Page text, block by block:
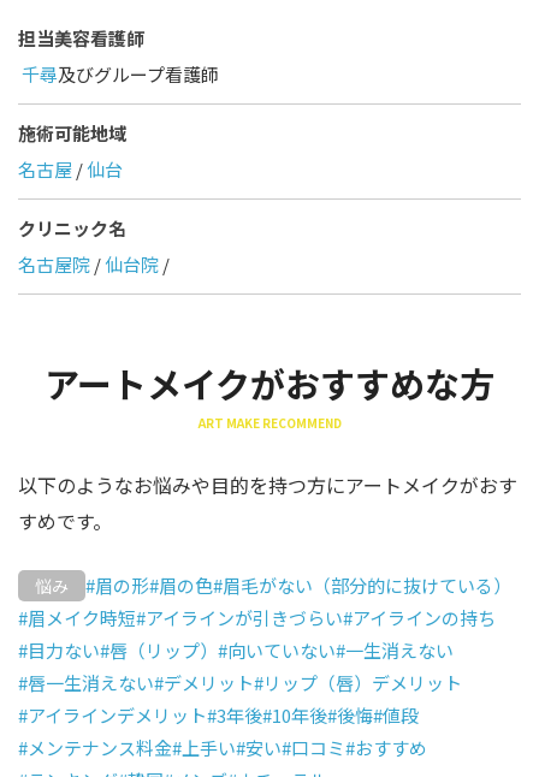
担当美容看護師
千尋及びグループ看護師
施術可能地域
名古屋/仙台
クリニック名
名古屋院/仙台院/
アートメイクがおすすめな方
ART MAKE RECOMMEND
以下のようなお悩みや目的を持つ方にアートメイクがおす
すめです。
悩み #眉の形#眉の色#眉毛がない（部分的に抜けている）
#眉メイク時短#アイラインが引きづらい#アイラインの持ち
#目力ない#唇（リップ） #向いていない#一生消えない
#唇一生消えない#デメリット#リップ（唇）デメリット
#アイラインデメリット#3年後#10年後#後悔#値段
#メンテナンス料金#上手い#安い#口コミ#おすすめ